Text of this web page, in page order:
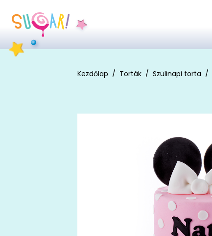
Kezdőlap Torták Szülinapi torta